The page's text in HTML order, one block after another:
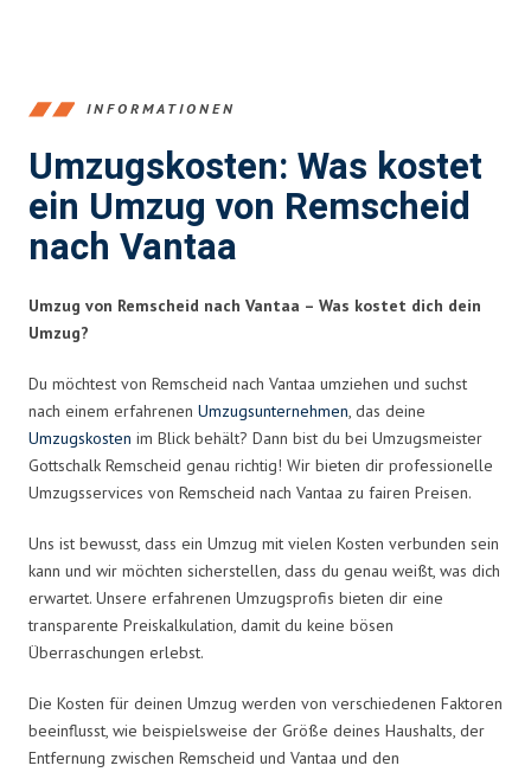
INFORMATIONEN
Umzugskosten: Was kostet
ein Umzug von Remscheid
nach Vantaa
Umzug von Remscheid nach Vantaa – Was kostet dich dein
Umzug?
Du möchtest von Remscheid nach Vantaa umziehen und suchst
nach einem erfahrenen Umzugsunternehmen, das deine
Umzugskosten im Blick behält? Dann bist du bei Umzugsmeister
Gottschalk Remscheid genau richtig! Wir bieten dir professionelle
Umzugsservices von Remscheid nach Vantaa zu fairen Preisen.
Uns ist bewusst, dass ein Umzug mit vielen Kosten verbunden sein
kann und wir möchten sicherstellen, dass du genau weißt, was dich
erwartet. Unsere erfahrenen Umzugsprofis bieten dir eine
transparente Preiskalkulation, damit du keine bösen
Überraschungen erlebst.
Die Kosten für deinen Umzug werden von verschiedenen Faktoren
beeinflusst, wie beispielsweise der Größe deines Haushalts, der
Entfernung zwischen Remscheid und Vantaa und den